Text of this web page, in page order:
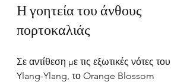
Η γοητεία του άνθους
πορτοκαλιάς
Σε αντίθεση με τις εξωτικές νότες του
Ylang-Ylang, το Orange Blossom